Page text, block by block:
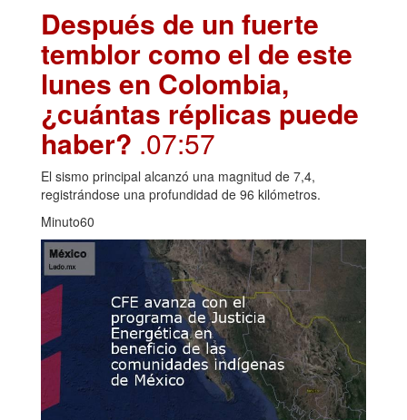
Después de un fuerte
temblor como el de este
lunes en Colombia,
¿cuántas réplicas puede
haber? .07:57
El sismo principal alcanzó una magnitud de 7,4,
registrándose una profundidad de 96 kilómetros.
Minuto60